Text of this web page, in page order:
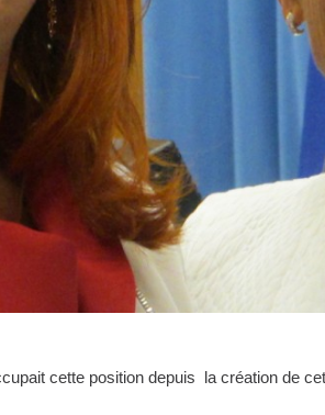
cette position depuis la création de